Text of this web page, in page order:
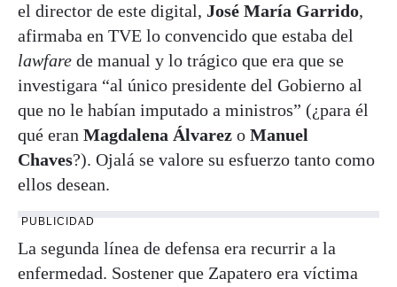
el director de este digital, José María Garrido,
afirmaba en TVE lo convencido que estaba del
lawfare de manual y lo trágico que era que se
investigara “al único presidente del Gobierno al
que no le habían imputado a ministros” (¿para él
qué eran Magdalena Álvarez o Manuel
Chaves?). Ojalá se valore su esfuerzo tanto como
ellos desean.
PUBLICIDAD
La segunda línea de defensa era recurrir a la
enfermedad. Sostener que Zapatero era víctima